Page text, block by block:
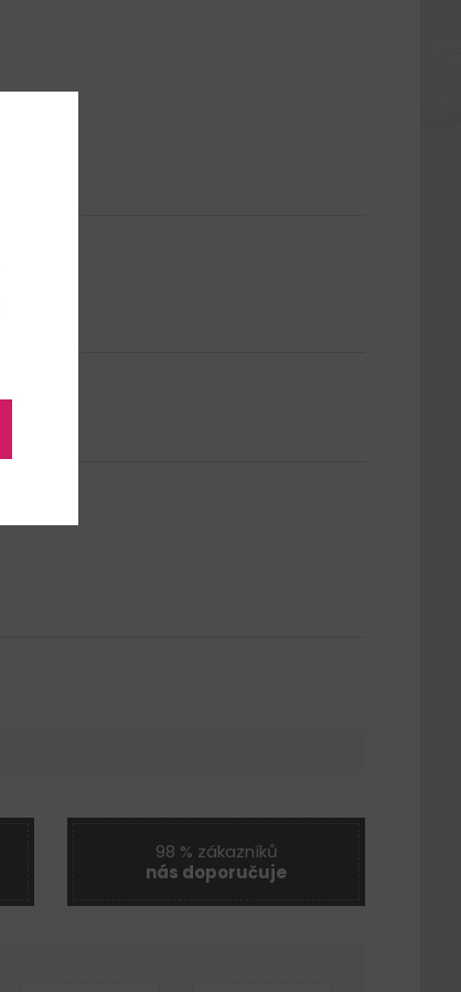
98 % zákazníků
nás doporučuje